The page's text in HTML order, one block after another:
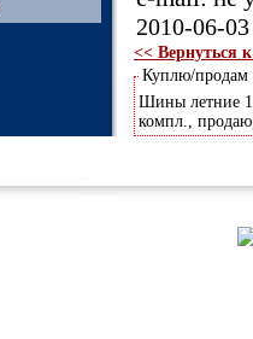
2010-06-
<< Вернуться
Куплю/
Шины летние